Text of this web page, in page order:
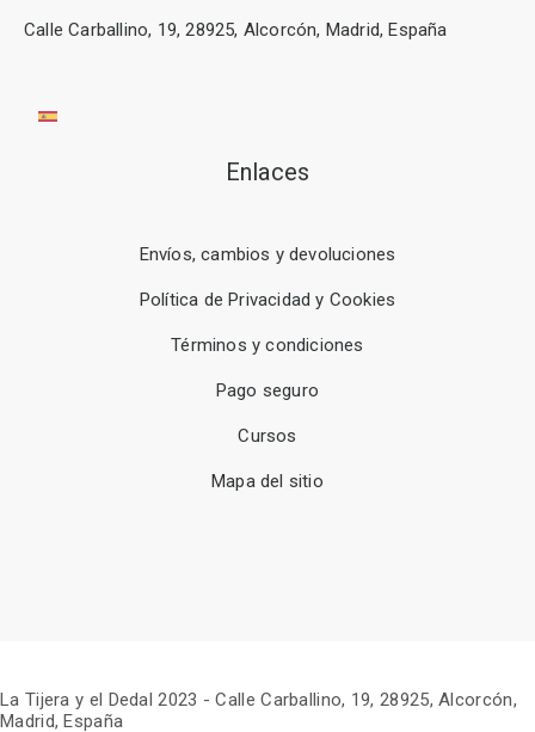
Calle Carballino, 19, 28925, Alcorcón, Madrid, España
Enlaces
Envíos, cambios y devoluciones
Política de Privacidad y Cookies
Términos y condiciones
Pago seguro
Cursos
Mapa del sitio
La Tijera y el Dedal 2023 -Calle Carballino, 19, 28925, Alcorcón,
Madrid, España